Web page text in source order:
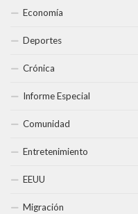
Economía
Deportes
Crónica
Informe Especial
Comunidad
Entretenimiento
EEUU
Migración